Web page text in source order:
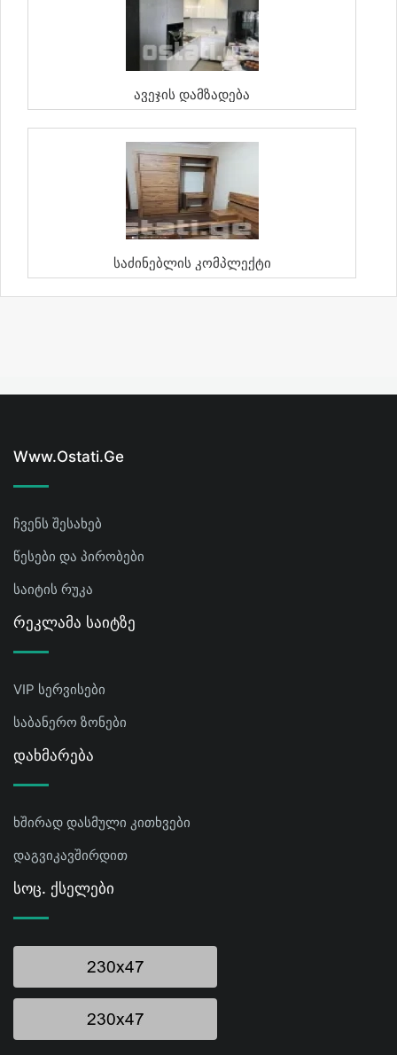
Ავეჯის Დამზადება
Საძინებლის Კომპლექტი
Www.ostati.ge
ჩვენს შესახებ
წესები და პირობები
საიტის რუკა
Რეკლამა Საიტზე
VIP სერვისები
საბანერო ზონები
Დახმარება
ხშირად დასმული კითხვები
დაგვიკავშირდით
Სოც. Ქსელები